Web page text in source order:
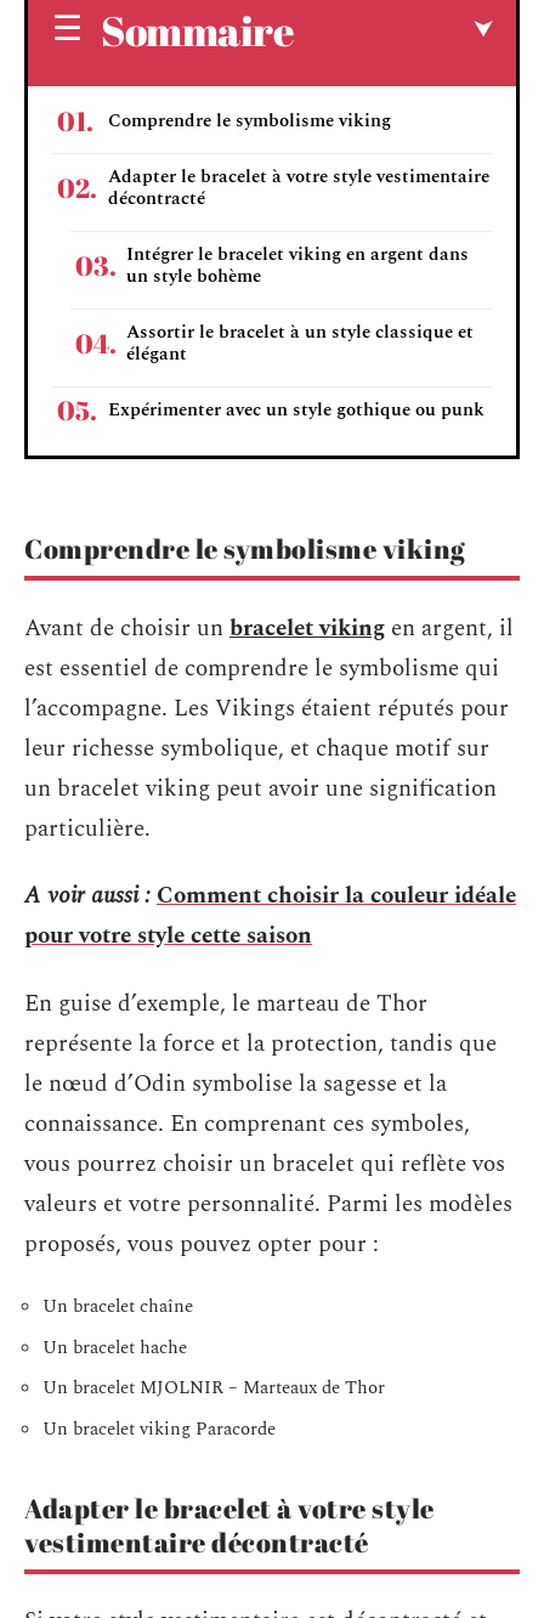
Sommaire
Comprendre le symbolisme viking
Adapter le bracelet à votre style vestimentaire
décontracté
Intégrer le bracelet viking en argent dans
un style bohème
Assortir le bracelet à un style classique et
élégant
Expérimenter avec un style gothique ou punk
Comprendre le symbolisme viking
Avant de choisir unbracelet viking en argent, il
est essentiel de comprendre le symbolisme qui
l’accompagne. Les Vikings étaient réputés pour
leur richesse symbolique, et chaque motif sur
un bracelet viking peut avoir une signification
particulière.
A voir aussi :Comment choisir la couleur idéale
pour votre style cette saison
En guise d’exemple, le marteau de Thor
représente la force et la protection, tandis que
le nœud d’Odin symbolise la sagesse et la
connaissance. En comprenant ces symboles,
vous pourrez choisir un bracelet qui reflète vos
valeurs et votre personnalité. Parmi les modèles
proposés, vous pouvez opter pour :
Un bracelet chaîne
Un bracelet hache
Un bracelet MJOLNIR – Marteaux de Thor
Un bracelet viking Paracorde
Adapter le bracelet à votre style
vestimentaire décontracté